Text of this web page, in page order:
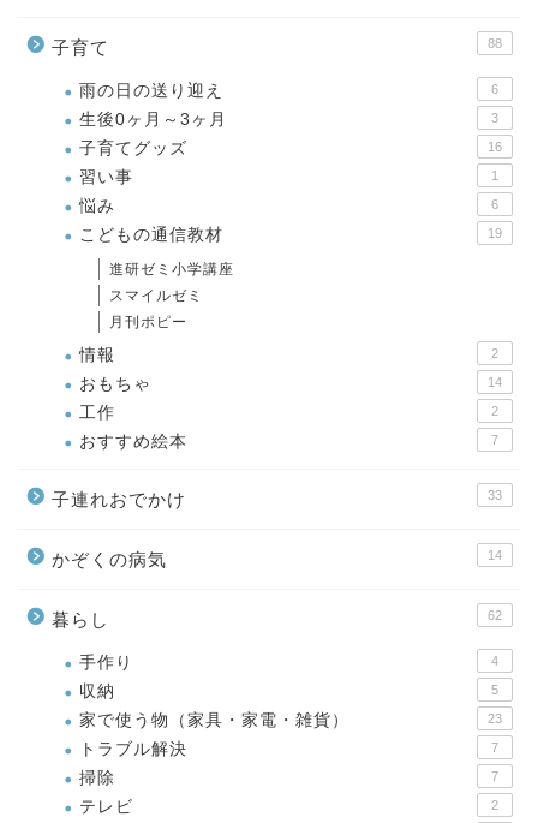
子育て 88
雨の日の送り迎え 6
生後0ヶ月～3ヶ月 3
子育てグッズ 16
習い事 1
悩み 6
こどもの通信教材 19
進研ゼミ小学講座
スマイルゼミ
月刊ポピー
情報 2
おもちゃ 14
工作 2
おすすめ絵本 7
子連れおでかけ 33
かぞくの病気 14
暮らし 62
手作り 4
収納 5
家で使う物（家具・家電・雑貨） 23
トラブル解決 7
掃除 7
テレビ 2